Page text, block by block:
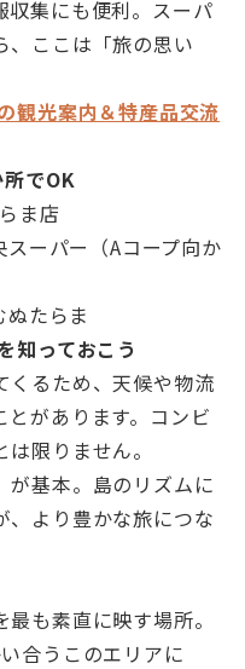
収集にも便利。スーパ
、ここは「旅の思い
観光案内＆特産品交流
でOK
ま店
ーパー（Aコープ向か
たらま
知っておこう
くるため、天候や物流
があります。コンビ
限りません。
が基本。島のリズムに
、より豊かな旅につな
も素直に映す場所。
合うこのエリアに